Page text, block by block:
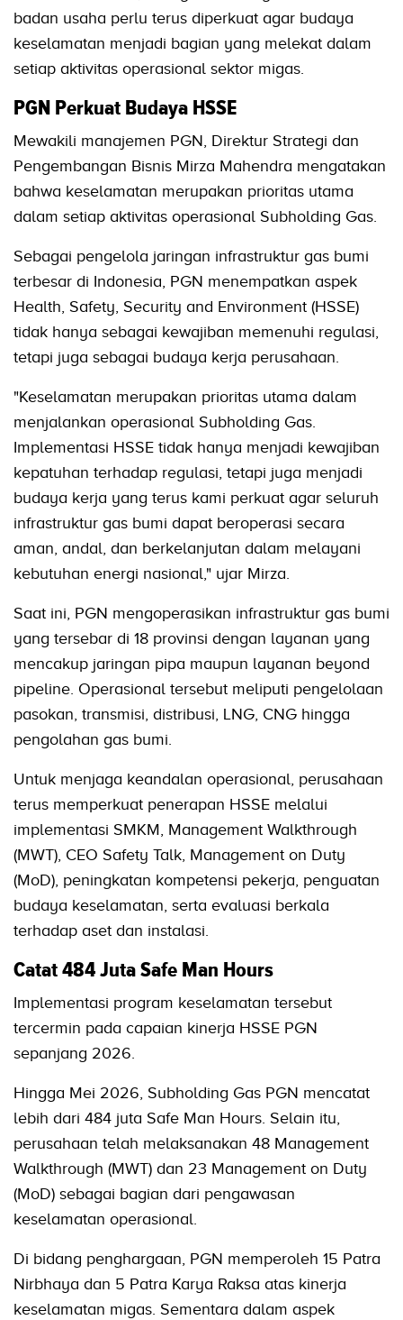
badan usaha perlu terus diperkuat agar budaya
keselamatan menjadi bagian yang melekat dalam
setiap aktivitas operasional sektor migas.
PGN Perkuat Budaya HSSE
Mewakili manajemen PGN, Direktur Strategi dan
Pengembangan Bisnis Mirza Mahendra mengatakan
bahwa keselamatan merupakan prioritas utama
dalam setiap aktivitas operasional Subholding Gas.
Sebagai pengelola jaringan infrastruktur gas bumi
terbesar di Indonesia, PGN menempatkan aspek
Health, Safety, Security and Environment (HSSE)
tidak hanya sebagai kewajiban memenuhi regulasi,
tetapi juga sebagai budaya kerja perusahaan.
"Keselamatan merupakan prioritas utama dalam
menjalankan operasional Subholding Gas.
Implementasi HSSE tidak hanya menjadi kewajiban
kepatuhan terhadap regulasi, tetapi juga menjadi
budaya kerja yang terus kami perkuat agar seluruh
infrastruktur gas bumi dapat beroperasi secara
aman, andal, dan berkelanjutan dalam melayani
kebutuhan energi nasional," ujar Mirza.
Saat ini, PGN mengoperasikan infrastruktur gas bumi
yang tersebar di 18 provinsi dengan layanan yang
mencakup jaringan pipa maupun layanan beyond
pipeline. Operasional tersebut meliputi pengelolaan
pasokan, transmisi, distribusi, LNG, CNG hingga
pengolahan gas bumi.
Untuk menjaga keandalan operasional, perusahaan
terus memperkuat penerapan HSSE melalui
implementasi SMKM, Management Walkthrough
(MWT), CEO Safety Talk, Management on Duty
(MoD), peningkatan kompetensi pekerja, penguatan
budaya keselamatan, serta evaluasi berkala
terhadap aset dan instalasi.
Catat 484 Juta Safe Man Hours
Implementasi program keselamatan tersebut
tercermin pada capaian kinerja HSSE PGN
sepanjang 2026.
Hingga Mei 2026, Subholding Gas PGN mencatat
lebih dari 484 juta Safe Man Hours. Selain itu,
perusahaan telah melaksanakan 48 Management
Walkthrough (MWT) dan 23 Management on Duty
(MoD) sebagai bagian dari pengawasan
keselamatan operasional.
Di bidang penghargaan, PGN memperoleh 15 Patra
Nirbhaya dan 5 Patra Karya Raksa atas kinerja
keselamatan migas. Sementara dalam aspek